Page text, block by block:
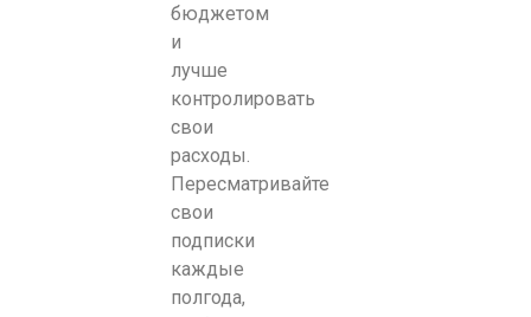
бюджетом
и
лучше
контролировать
свои
расходы.
Пересматривайте
свои
подписки
каждые
полгода,